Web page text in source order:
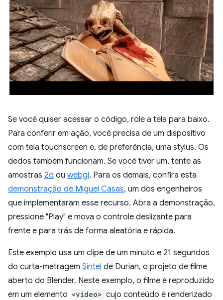
Se você quiser acessar o código, role a tela para baixo.
Para conferir em ação, você precisa de um dispositivo
com tela touchscreen e, de preferência, uma stylus. Os
dedos também funcionam. Se você tiver um, tente as
amostras 2d ou webgl. Para os demais, confira esta
demonstração de Miguel Casas, um dos engenheiros
que implementaram esse recurso. Abra a demonstração,
pressione "Play" e mova o controle deslizante para
frente e para trás de forma aleatória e rápida.
Este exemplo usa um clipe de um minuto e 21 segundos
do curta-metragem Sintel de Durian, o projeto de filme
aberto do Blender. Neste exemplo, o filme é reproduzido
em um elemento <video> cujo conteúdo é renderizado